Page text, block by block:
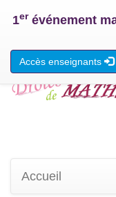
1erévénement
Accès enseignants
Accueil